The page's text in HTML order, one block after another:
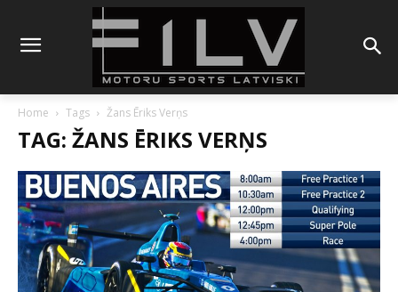
Home Tags Žans Ēriks Verņs
TAG: ŽANS ĒRIKS VERŅS